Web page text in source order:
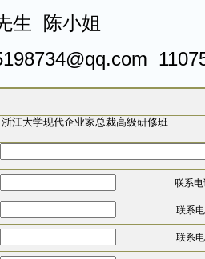
生 陈小姐
联系
联系
联系